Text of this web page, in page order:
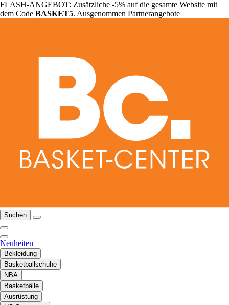
FLASH-ANGEBOT: Zusätzliche -5% auf die gesamte Website mit
dem Code BASKET5. Ausgenommen Partnerangebote
Suchen
Neuheiten
Bekleidung
Basketballschuhe
NBA
Basketbälle
Ausrüstung